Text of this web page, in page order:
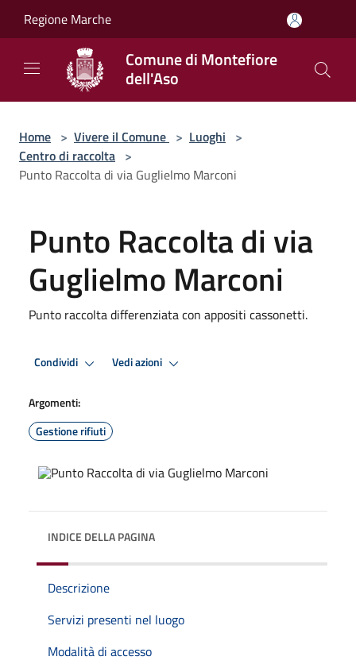
Regione Marche
Comune di Montefiore
dell'Aso
Home > Vivere il Comune > Luoghi >
Centro di raccolta >
Punto Raccolta di via Guglielmo Marconi
Punto Raccolta di via
Guglielmo Marconi
Punto raccolta differenziata con appositi cassonetti.
Condividi Vedi azioni
Argomenti:
Gestione rifiuti
INDICE DELLA PAGINA
Descrizione
Servizi presenti nel luogo
Modalità di accesso